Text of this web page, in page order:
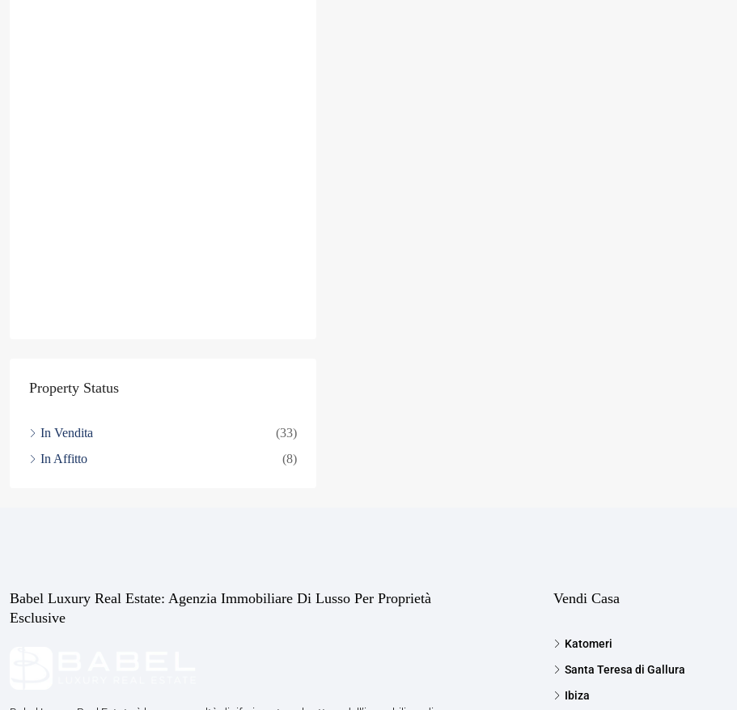
Property Status
In Vendita
(33)
In Affitto
(8)
Babel Luxury Real Estate: Agenzia Immobiliare Di Lusso Per Proprietà
Esclusive
Vendi Casa
Katomeri
Santa Teresa di Gallura
Ibiza